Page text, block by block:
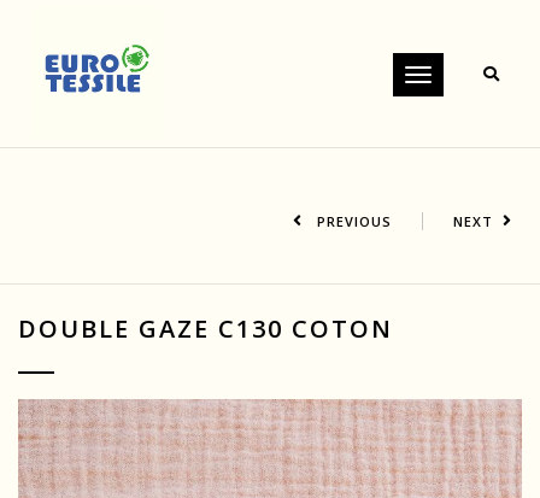
Toggle
PREVIOUS NEXT
DOUBLE GAZE C130 COTON